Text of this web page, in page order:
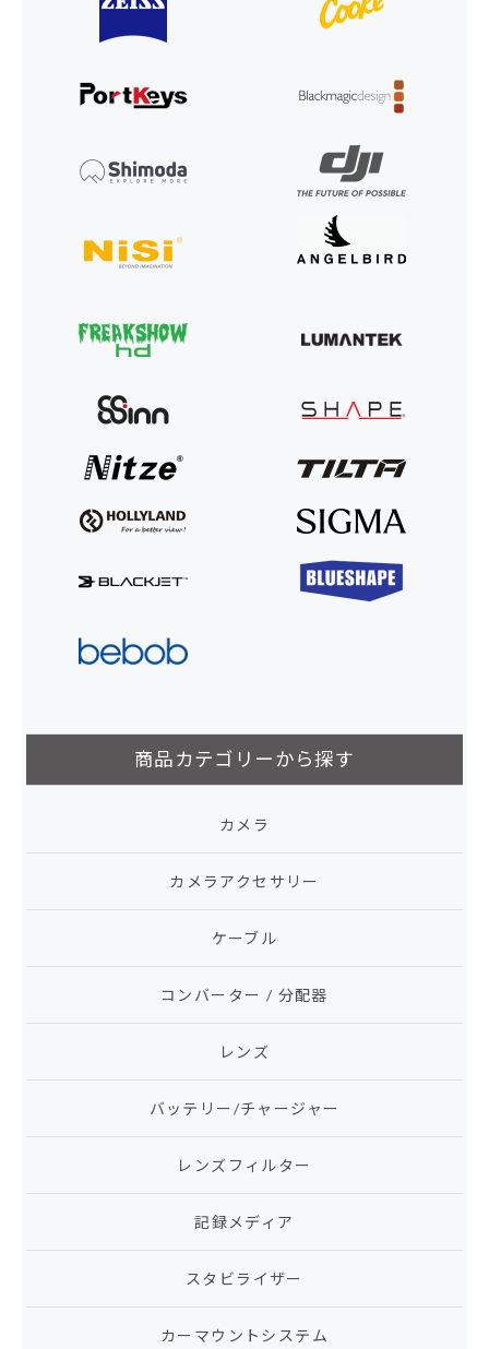
商品カテゴリーから探す
カメラ
カメラアクセサリー
ケーブル
コンバーター / 分配器
レンズ
バッテリー/チャージャー
レンズフィルター
記録メディア
スタビライザー
カーマウントシステム